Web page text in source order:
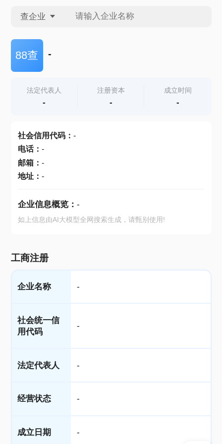
查企业
查企业
查产地
88查 -
法定代表人
-
注册资本
-
成立时间
-
社会信用代码： -
电话： -
邮箱： -
地址： -
企业信息概览： -
如上信息由AI大模型全网搜索生成，请甄别使用!
工商注册
企业名称 -
社会统一信
用代码
-
法定代表人 -
经营状态 -
成立日期 -